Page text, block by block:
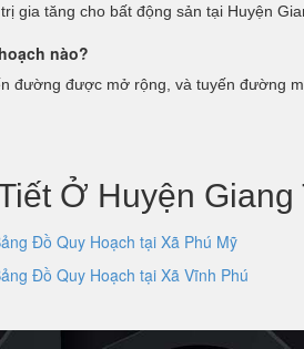
gia tăng cho bất động sản tại Huyện
nào?
được mở rộng, và tuyến đường
Ở Huyện Giang
Đồ Quy Hoạch tại Xã Phú Mỹ
Đồ Quy Hoạch tại Xã Vĩnh Phú